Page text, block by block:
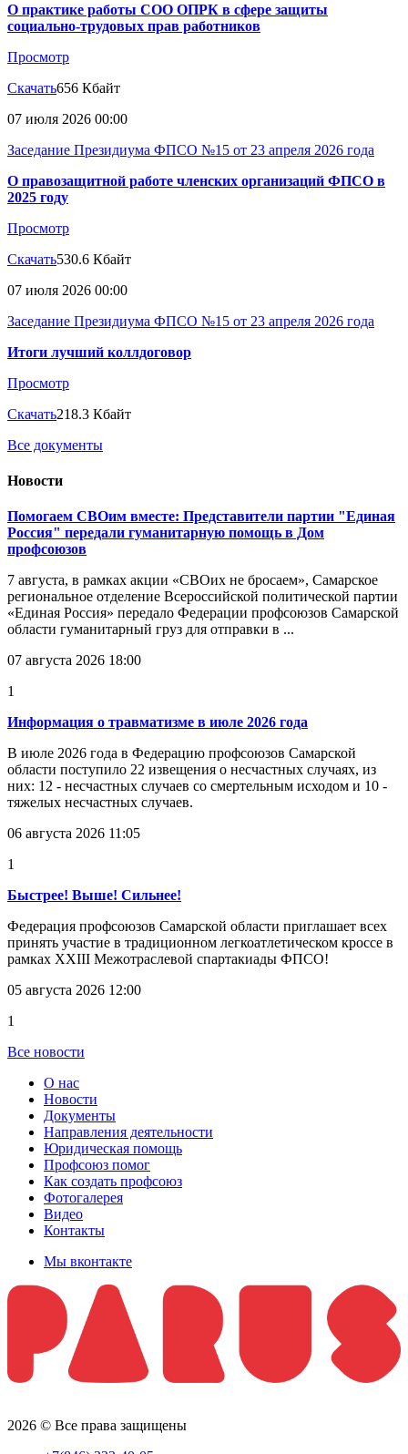
О практике работы СОО ОПРК в сфере защиты
социально-трудовых прав работников
Просмотр
Скачать656 Кбайт
07 июля 2026 00:00
Заседание Президиума ФПСО №15 от 23 апреля 2026 года
О правозащитной работе членских организаций ФПСО в
2025 году
Просмотр
Скачать530.6 Кбайт
07 июля 2026 00:00
Заседание Президиума ФПСО №15 от 23 апреля 2026 года
Итоги лучший коллдоговор
Просмотр
Скачать218.3 Кбайт
Все документы
Новости
Помогаем СВОим вместе: Представители партии "Единая
Россия" передали гуманитарную помощь в Дом
профсоюзов
7 августа, в рамках акции «СВОих не бросаем», Самарское
региональное отделение Всероссийской политической партии
«Единая Россия» передало Федерации профсоюзов Самарской
области гуманитарный груз для отправки в ...
07 августа 2026 18:00
1
Информация о травматизме в июле 2026 года
В июле 2026 года в Федерацию профсоюзов Самарской
области поступило 22 извещения о несчастных случаях, из
них: 12 - несчастных случаев со смертельным исходом и 10 -
тяжелых несчастных случаев.
06 августа 2026 11:05
1
Быстрее! Выше! Сильнее!
Федерация профсоюзов Самарской области приглашает всех
принять участие в традиционном легкоатлетическом кроссе в
рамках XXIII Межотраслевой спартакиады ФПСО!
05 августа 2026 12:00
1
Все новости
О нас
Новости
Документы
Направления деятельности
Юридическая помощь
Профсоюз помог
Как создать профсоюз
Фотогалерея
Видео
Контакты
Мы вконтакте
2026 © Все права защищены